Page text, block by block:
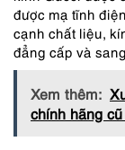
được mạ tĩnh
cạnh chất liệu,
đẳng cấp và
Xem thêm:
chính hãng